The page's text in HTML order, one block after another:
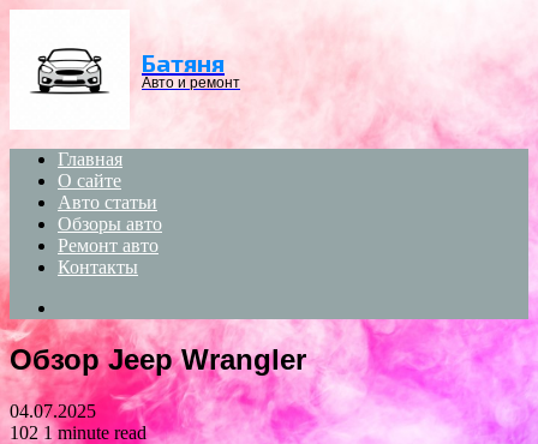
Батяня
Авто и ремонт
Главная
О сайте
Авто статьи
Обзоры авто
Ремонт авто
Контакты
for
Обзор Jeep Wrangler
04.07.2025
102 1 minute read